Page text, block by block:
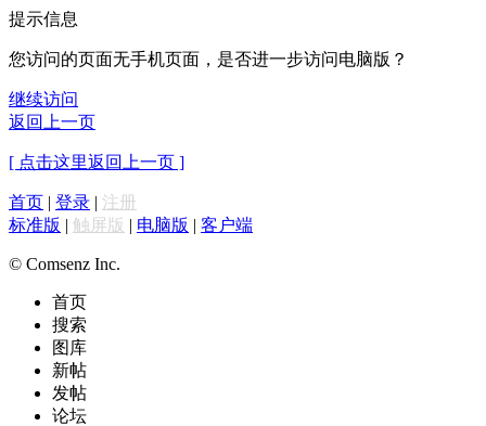
提示信息
您访问的页面无手机页面，是否进一步访问电脑版？
继续访问
返回上一页
[ 点击这里返回上一页 ]
首页 | 登录 | 注册
标准版 | 触屏版 | 电脑版 | 客户端
© Comsenz Inc.
首页
搜索
图库
新帖
发帖
论坛